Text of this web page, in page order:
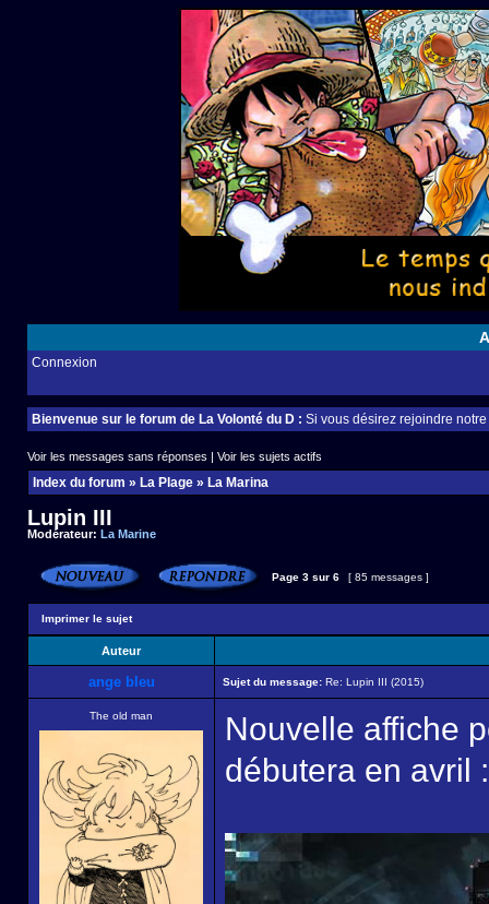
Connexion
Bienvenue sur le forum de La Volonté du D : Si vous désirez rejoindre
Voir les messages sans réponses | Voir les sujets actifs
Index du forum » La Plage » La Marina
Lupin III
Modérateur: La Marine
Page 3 sur 6 [ 85 messages ]
Imprimer le sujet
Auteur
ange bleu Sujet du message: Re: Lupin III (2015)
The old man
Nouvelle affiche
débutera en avril :